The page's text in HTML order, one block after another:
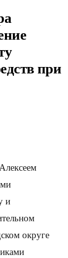
при
и
округе